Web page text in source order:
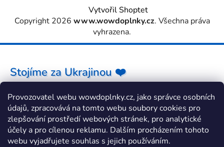
Provozovatel webu wowdoplnky.cz, jako správce osobních
údajů, zpracovává na tomto webu soubory cookies pro
zlepšování prostředí webových stránek, pro analytické
účely a pro cílenou reklamu. Dalším procházením tohoto
webu vyjadřujete souhlas s jejich používáním.
Vytvořil Shoptet
Copyright 2026 www.wowdoplnky.cz. Všechna práva
vyhrazena.
Stojíme za Ukrajinou ❤️
Jak a čím pomoci »